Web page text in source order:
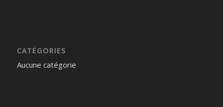
CATÉGORIES
Aucune catégorie